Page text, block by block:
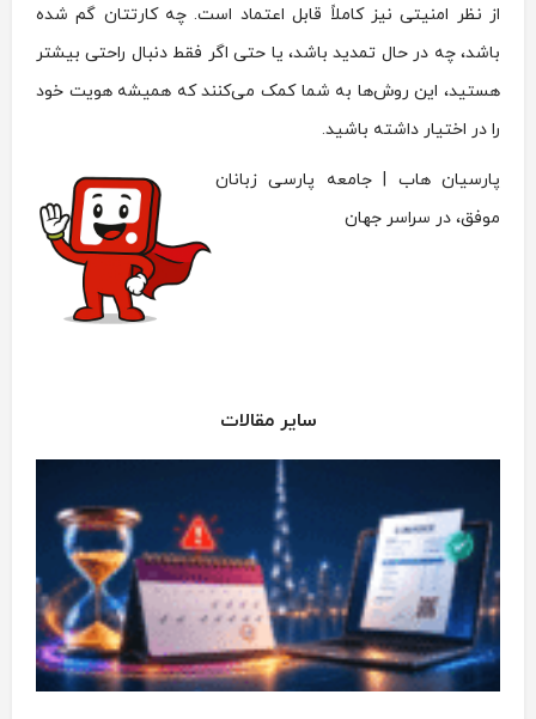
از نظر امنیتی نیز کاملاً قابل اعتماد است. چه کارتتان گم شده
باشد، چه در حال تمدید باشد، یا حتی اگر فقط دنبال راحتی بیشتر
هستید، این روش‌ها به شما کمک می‌کنند که همیشه هویت خود
را در اختیار داشته باشید.
پارسیان هاب | جامعه پارسی زبانان
موفق، در سراسر جهان
سایر مقالات